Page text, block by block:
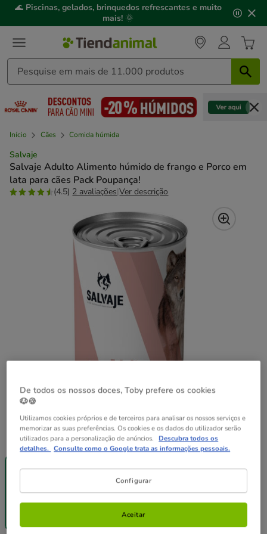
3,
mensagem,
🌊 Piscinas, gelados, brinquedos refrescantes e muito
mais! 🌞
Início Cães Comida húmida
Salvaje
Salvaje Adulto Alimento húmido de frango e Porco em
lata para cães Pack Poupança!
(4.5) 2 avaliações|Ver descrição
Peso:1.2 kg
1.2 kg
Até - 8€!
4.99€
12 latas x 1.2
Pack
Poupança
(4,033.33€ / kg)
De todos os nossos doces, Toby prefere os cookies
🐶🍪
Utilizamos cookies próprios e de terceiros para analisar os nossos serviços e
memorizar as suas preferências. Os cookies e os dados do utilizador serão
utilizados para a personalização de anúncios. Descubra todos os
detalhes. Consulte como o Google trata as informações pessoais.
Configurar
Aceitar